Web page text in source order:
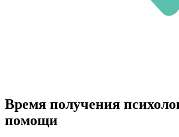
Время получения
помощи